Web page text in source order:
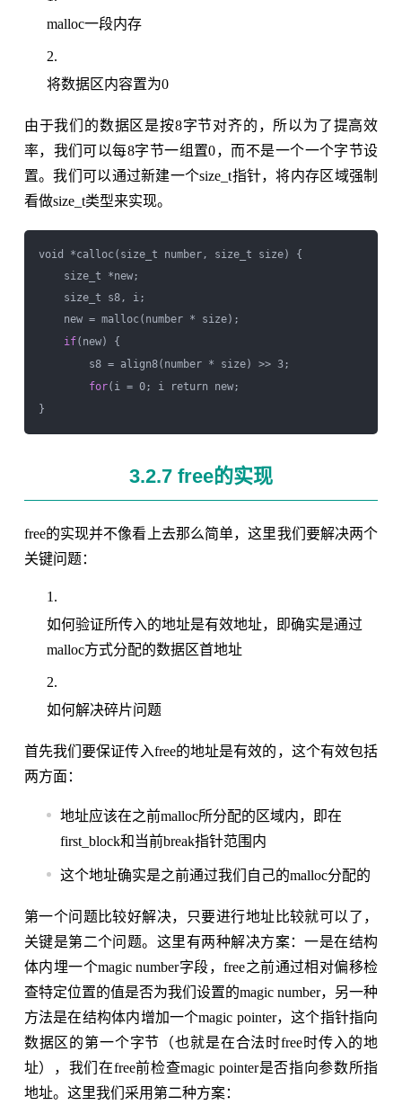
malloc一段内存
将数据区内容置为0
由于我们的数据区是按8字节对齐的，所以为了提高效
率，我们可以每8字节一组置0，而不是一个一个字节设
置。我们可以通过新建一个size_t指针，将内存区域强制
看做size_t类型来实现。
void *calloc(size_t number, size_t size) {
size_t *new;
size_t s8, i;
new = malloc(number * size);
if(new) {
s8 = align8(number * size) >> 3;
for(i = 0; i return new;
3.2.7 free的实现
free的实现并不像看上去那么简单，这里我们要解决两个
关键问题：
如何验证所传入的地址是有效地址，即确实是通过
malloc方式分配的数据区首地址
如何解决碎片问题
首先我们要保证传入free的地址是有效的，这个有效包括
两方面：
地址应该在之前malloc所分配的区域内，即在
first_block和当前break指针范围内
这个地址确实是之前通过我们自己的malloc分配的
第一个问题比较好解决，只要进行地址比较就可以了，
关键是第二个问题。这里有两种解决方案：一是在结构
体内埋一个magic number字段，free之前通过相对偏移检
查特定位置的值是否为我们设置的magic number，另一种
方法是在结构体内增加一个magic pointer，这个指针指向
数据区的第一个字节（也就是在合法时free时传入的地
址），我们在free前检查magic pointer是否指向参数所指
地址。这里我们采用第二种方案：